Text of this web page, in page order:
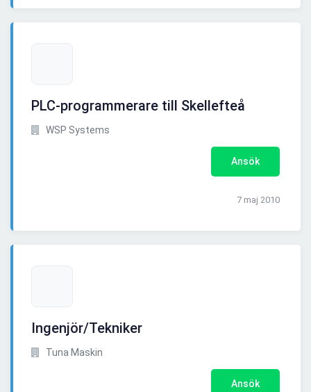
PLC-programmerare till Skellefteå
WSP Systems
Ansök
7 maj 2010
Ingenjör/Tekniker
Tuna Maskin
Ansök